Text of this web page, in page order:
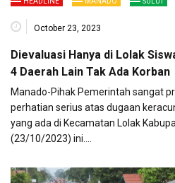
October 23, 2023
Dievaluasi Hanya di Lolak
4 Daerah Lain Tak Ada Korban
Manado-Pihak Pemerintah sangat
perhatian serius atas dugaan
yang ada di Kecamatan Lolak
(23/10/2023) ini….